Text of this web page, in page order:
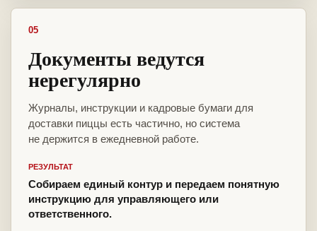
05
Документы ведутся
нерегулярно
Журналы, инструкции и кадровые бумаги для
доставки пиццы есть частично, но система
не держится в ежедневной работе.
РЕЗУЛЬТАТ
Собираем единый контур и передаем понятную
инструкцию для управляющего или
ответственного.